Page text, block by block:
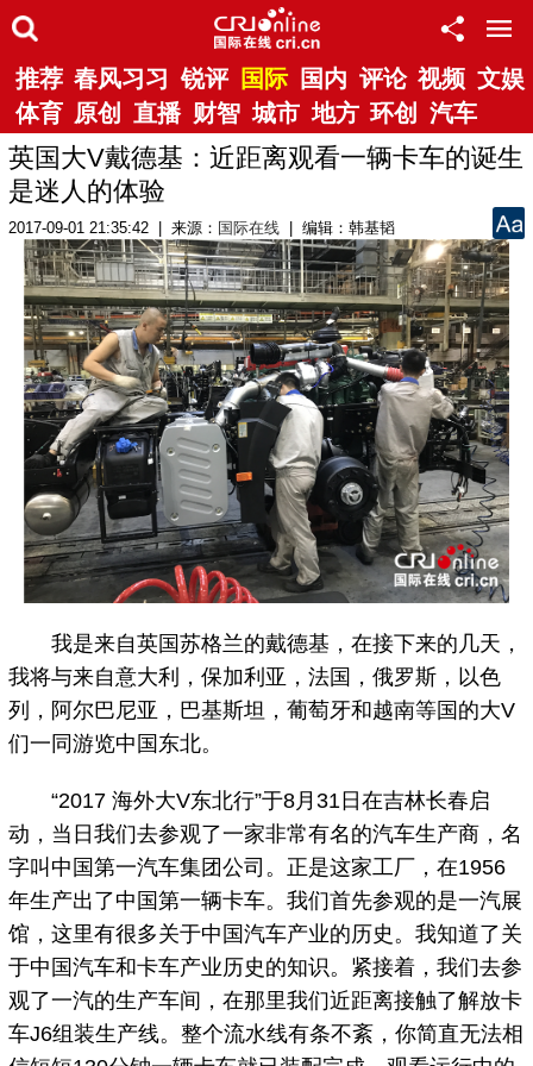
推荐 春风习习 锐评 国际 国内 评论 视频 文娱
体育 原创 直播 财智 城市 地方 环创 汽车
英国大V戴德基：近距离观看一辆卡车的诞生
是迷人的体验
2017-09-01 21:35:42 | 来源： 国际在线 | 编辑：韩基韬
我是来自英国苏格兰的戴德基，在接下来的几天，
我将与来自意大利，保加利亚，法国，俄罗斯，以色
列，阿尔巴尼亚，巴基斯坦，葡萄牙和越南等国的大V
们一同游览中国东北。
“2017 海外大V东北行”于8月31日在吉林长春启
动，当日我们去参观了一家非常有名的汽车生产商，名
字叫中国第一汽车集团公司。正是这家工厂，在1956
年生产出了中国第一辆卡车。我们首先参观的是一汽展
馆，这里有很多关于中国汽车产业的历史。我知道了关
于中国汽车和卡车产业历史的知识。紧接着，我们去参
观了一汽的生产车间，在那里我们近距离接触了解放卡
车J6组装生产线。整个流水线有条不紊，你简直无法相